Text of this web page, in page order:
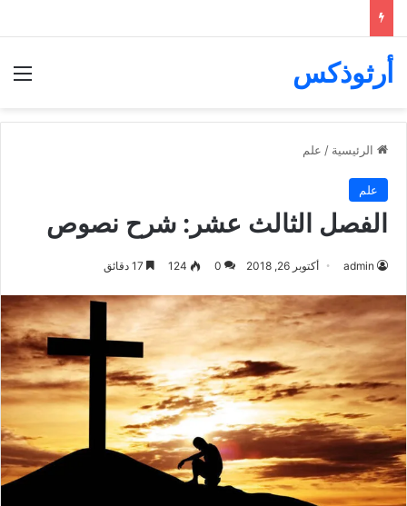
أرثوذكس
الرئيسية / علم
علم
الفصل الثالث عشر: شرح نصوص
admin أكتوبر 26, 2018 0
124